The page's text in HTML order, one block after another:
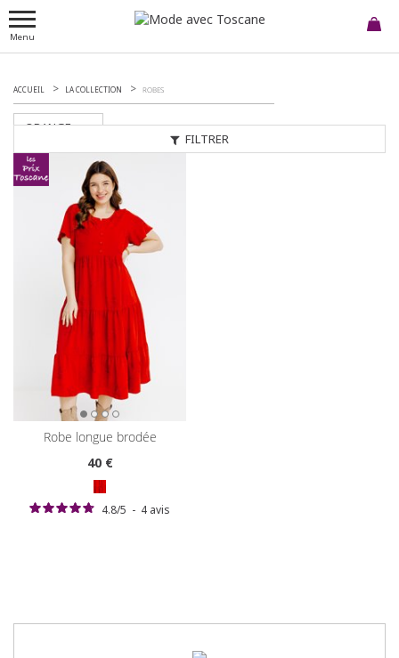
Menu
FILTRER
ACCUEIL LA COLLECTION ROBES
ORANGE
robe longue brodée
40€
4.8/5 - 4 avis